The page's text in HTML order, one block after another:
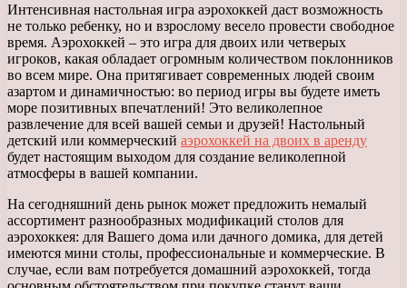
Интенсивная настольная игра аэрохоккей даст возможность
не только ребенку, но и взрослому весело провести свободное
время. Аэрохоккей – это игра для двоих или четверых
игроков, какая обладает огромным количеством поклонников
во всем мире. Она притягивает современных людей своим
азартом и динамичностью: во период игры вы будете иметь
море позитивных впечатлений! Это великолепное
развлечение для всей вашей семьи и друзей! Настольный
детский или коммерческий аэрохоккей на двоих в аренду
будет настоящим выходом для создание великолепной
атмосферы в вашей компании.
На сегодняшний день рынок может предложить немалый
ассортимент разнообразных модификаций столов для
аэрохоккея: для Вашего дома или дачного домика, для детей
имеются мини столы, профессиональные и коммерческие. В
случае, если вам потребуется домашний аэрохоккей, тогда